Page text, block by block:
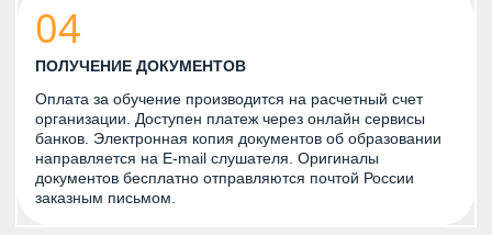
04
ПОЛУЧЕНИЕ ДОКУМЕНТОВ
Оплата за обучение производится на расчетный счет
организации. Доступен платеж через онлайн сервисы
банков. Электронная копия документов об образовании
направляется на E-mail слушателя. Оригиналы
документов бесплатно отправляются почтой России
заказным письмом.